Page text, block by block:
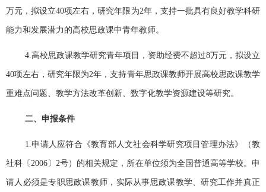
万元，拟设立40项左右，研究年限为2年，支持一批具有良好教学科研
能力和发展潜力的高校思政课中青年教师。
4.高校思政课教学研究青年项目，资助经费不超过8万元，拟设立
40项左右，研究年限为2年，支持青年思政课教师开展高校思政课教学
重难点问题、教学方法改革创新、数字化教学资源建设等研究。
二、申报条件
1.申请人应符合《教育部人文社会科学研究项目管理办法》（教
社科〔2006 〕2号）的相关规定，所在单位须为全国普通高等学校。申
请人必须是专职思政课教师，实际从事思政课教学、研究工作并真正